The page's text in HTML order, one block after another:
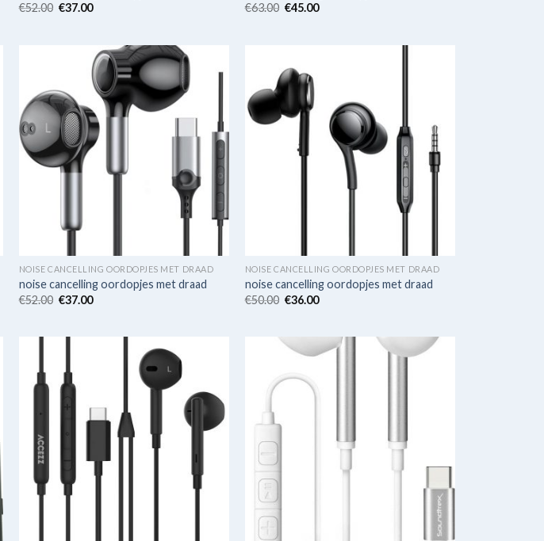
€52.00 €37.00
€63.00 €45.00
NOISE CANCELLING OORDOPJES MET DRAAD
noise cancelling oordopjes met draad
€52.00 €37.00
NOISE CANCELLING OORDOPJES MET DRAAD
noise cancelling oordopjes met draad
€50.00 €36.00